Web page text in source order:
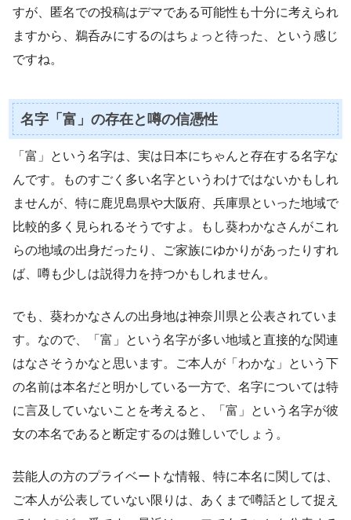
すが、匿名での投稿はデマである可能性も十分に考えられ
ますから、鵜呑みにするのはちょっと待った、という感じ
ですね。
名字「富」の存在と噂の信憑性
「富」という名字は、実は日本にちゃんと存在する名字な
んです。ものすごく多い名字というわけではないかもしれ
ませんが、特に鹿児島県や大阪府、兵庫県といった地域で
比較的多く見られるそうですよ。もし葵わかなさんがこれ
らの地域の出身だったり、ご家族にゆかりがあったりすれ
ば、噂も少しは説得力を持つかもしれません。
でも、葵わかなさんの出身地は神奈川県と公表されていま
す。なので、「富」という名字が多い地域と直接的な関連
はなさそうかなと思います。ご本人が「わかな」という下
の名前は本名だと明かしている一方で、名字については特
に言及していないことを考えると、「富」という名字が彼
女の本名であると断定するのは難しいでしょう。
芸能人の方のプライベートな情報、特に本名に関しては、
ご本人が公表していない限りは、あくまで噂話として捉え